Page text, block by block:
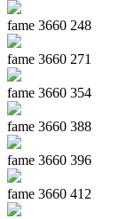
fame 3660 248
fame 3660 271
fame 3660 354
fame 3660 388
fame 3660 396
fame 3660 412